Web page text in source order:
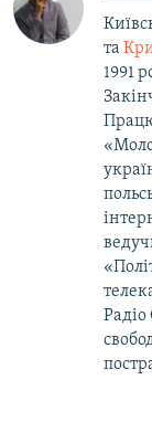
та
1991